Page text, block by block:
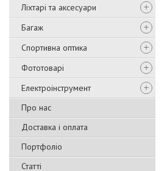
Ліхтарі та аксесуари
Багаж
Спортивна оптика
Фототоварі
Електроінструмент
Про нас
Доставка і оплата
Портфоліо
Статті